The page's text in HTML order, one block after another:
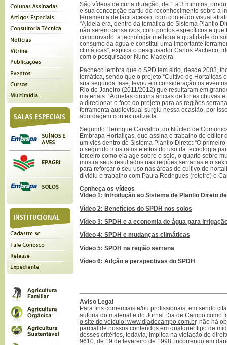
São vídeos de curta duração, de 1 a 3 minutos,
e sua concepção partiu do reconhecimento sobre a
ferramenta de fácil acesso, com conteúdo visual
“A ideia era, dentro da temática do Sistema Plantio
não serem cansativos, com pontos específicos e que
comprovado: a tecnologia melhora a qualidade do
consumo da água e constitui uma importante
climáticas”, explica o pesquisador Carlos Pacheco,
com o pesquisador Nuno Madeira.
Pacheco lembra que o SPD tem sido, desde 2003,
temática, sendo que o projeto “Cultivo de Hortaliças
sua segunda fase, levou em consideração os
Rio de Janeiro (2011/2012) que resultaram em
materiais. “Aquelas circunstâncias de fortes chuvas
a direcionar o foco do projeto para as regiões
ferramenta audiovisual surgiu nessa ocasião, por
abordagem contextualizada.
Segundo Henrique Carvalho, do Núcleo de
Embrapa Hortaliças, que assina o trabalho de editor
um viés dentro do Sistema Plantio Direto: “O
o segundo mostra os efeitos do uso da tecnologia
terceiro como ela age sobre o solo, o quarto sobre
mostra seus resultados nas regiões serranas e o
para reforçar o seu uso nas áreas de cultivo de
dividiu o trabalho com Paula Rodrigues (roteiro) e
Conheça os vídeos
VÍdeo 1: Introdução ao Sistema de Plantio Direto
Vídeo 2: Benefícios do SPDH nos solos
Vídeo 3: SPDH e a economia de água para
Vídeo 4: SPDH e mudanças climáticas
Vídeo 5: SPDH na região serrana
Vídeo 6: Adção e perspectivas do SPDH
Aviso Legal
Para fins comerciais e/ou profissionais, em sendo
autoria do material e do Jornal Dia de Campo como
o site do veículo: www.diadecampo.com.br, não há
parcial de nossos conteúdos em qualquer tipo de
desses critérios, todavia, implica na violação de
9610, de 19 de fevereiro de 1998, incorrendo em